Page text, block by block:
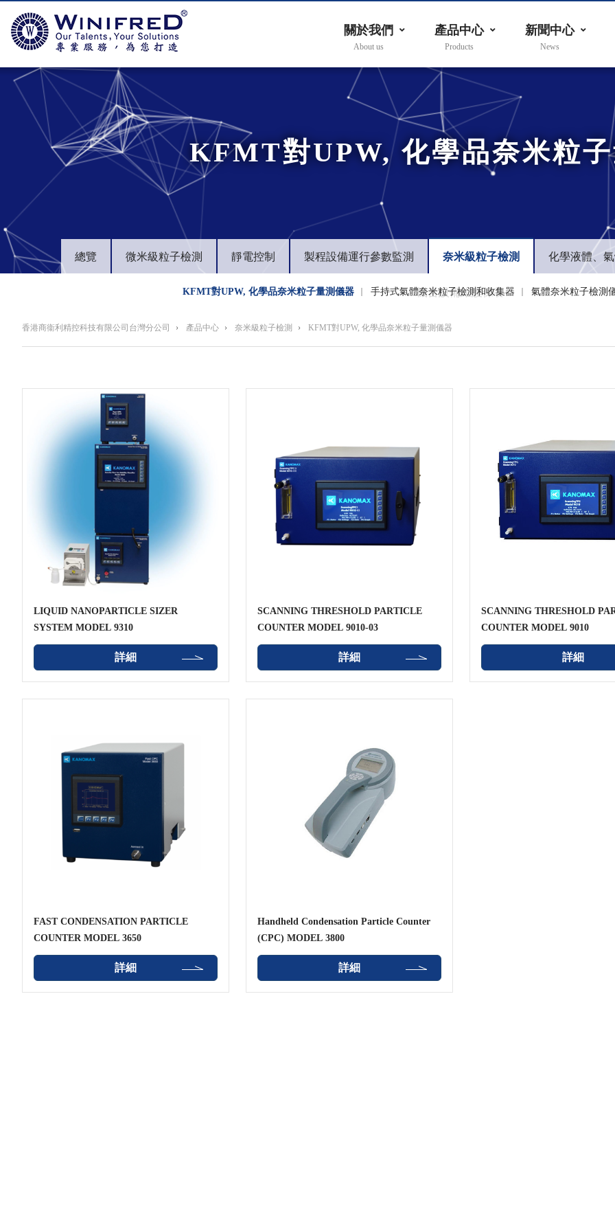
關於我們 產品中心 新聞中心
KFMT對UPW, 化學品奈米粒
總覽 微米級粒子檢測 靜電控制 製程設備運行參數監測 奈米級粒子檢測
KFMT對UPW, 化學品奈米粒子量測儀器 手持式氣體奈米粒子檢測和收集器 氣體奈米粒子檢測
化學液體、
機台設備維護保養
香港商衞利精控科技有限公司台灣分公司 › 產品中心 › 奈米級粒子檢測 › KFMT對UPW, 化學品奈米粒子量測儀器
LIQUID NANOPARTICLE SIZER
SYSTEM MODEL 9310
詳細
SCANNING THRESHOLD PARTICLE
COUNTER MODEL 9010-03
詳細
SCANNING THRESHOLD
COUNTER MODEL 9010
詳細
FAST CONDENSATION PARTICLE
COUNTER MODEL 3650
詳細
Handheld Condensation Particle Counter
(CPC) MODEL 3800
詳細